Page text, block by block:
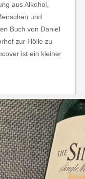
aus Alkohol,
und
Buch von Daniel
zur Hölle zu
ist ein kleiner